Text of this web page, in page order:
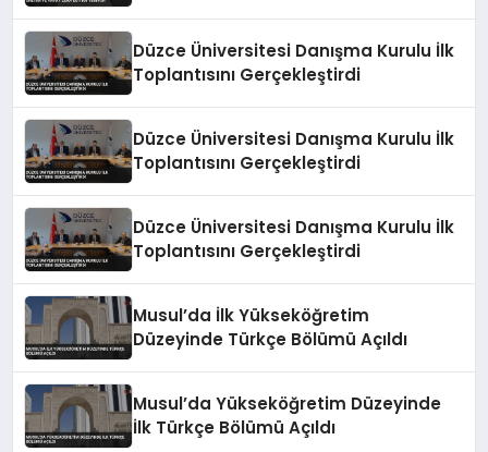
Düzce Üniversitesi Danışma Kurulu İlk
Toplantısını Gerçekleştirdi
Düzce Üniversitesi Danışma Kurulu İlk
Toplantısını Gerçekleştirdi
Düzce Üniversitesi Danışma Kurulu İlk
Toplantısını Gerçekleştirdi
Musul’da İlk Yükseköğretim
Düzeyinde Türkçe Bölümü Açıldı
Musul’da Yükseköğretim Düzeyinde
İlk Türkçe Bölümü Açıldı